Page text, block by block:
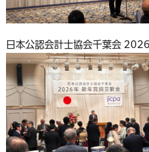
日本公認会計士協会千葉会